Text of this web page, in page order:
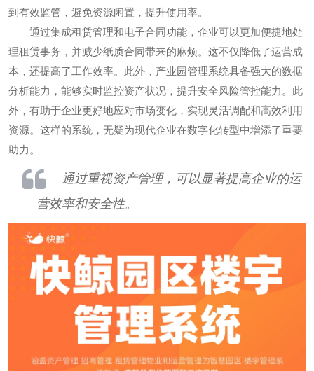
到有效监管，避免资源闲置，提升使用率。
通过集成租赁管理和电子合同功能，企业可以更加便捷地处
理租赁事务，并减少纸质合同带来的麻烦。这不仅降低了运营成
本，还提高了工作效率。此外，产业园管理系统具备强大的数据
分析能力，能够实时监控资产状况，提升安全风险管控能力。此
外，有助于企业更好地应对市场变化，实现灵活调配和高效利用
资源。这样的系统，无疑为现代企业在数字化转型中增添了重要
助力。
通过重视资产管理，可以显著提高企业的运
营效率和安全性。